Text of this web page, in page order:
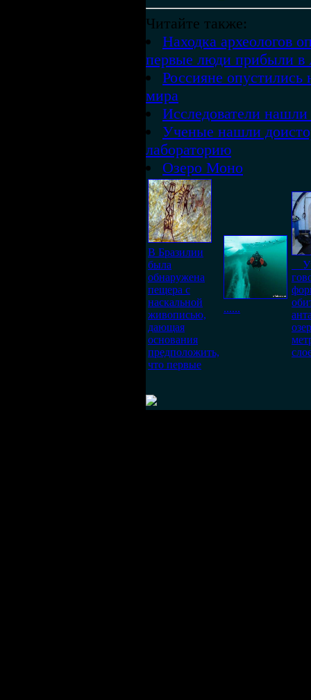
Читайте также:
Находка археологов
первые люди прибыли в
Россияне опустились
мира
Исследователи
Ученые нашли
лабораторию
Озеро Моно
В Бразилии
была
обнаружена
пещера с
наскальной
живописью,
дающая
основания
предположить,
что первые
......